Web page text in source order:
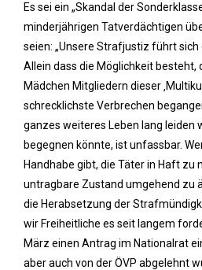
Es sei ein „Skandal der
minderjährigen Tatverdächtigen
seien: „Unsere Strafjustiz führt sich
Allein dass die Möglichkeit besteht,
Mädchen Mitgliedern dieser
schrecklichste Verbrechen
ganzes weiteres Leben lang leiden
begegnen könnte, ist unfassbar.
Handhabe gibt, die Täter in Haft zu
untragbare Zustand umgehend zu
die Herabsetzung der
wir Freiheitliche es seit langem
März einen Antrag im Nationalrat
aber auch von der ÖVP abgelehnt